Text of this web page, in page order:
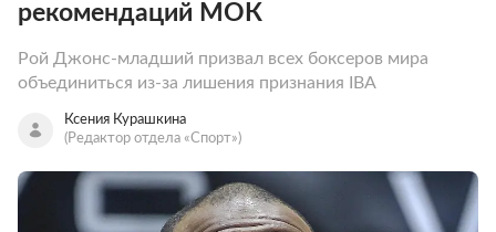
рекомендаций МОК
Рой Джонс-младший призвал всех боксеров мира
объединиться из-за лишения признания IBA
Ксения Курашкина
(Редактор отдела «Спорт»)